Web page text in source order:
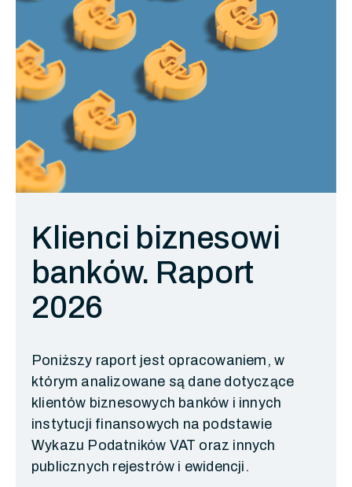
Klienci biznesowi
banków. Raport
2026
Poniższy raport jest opracowaniem, w
którym analizowane są dane dotyczące
klientów biznesowych banków i innych
instytucji finansowych na podstawie
Wykazu Podatników VAT oraz innych
publicznych rejestrów i ewidencji.